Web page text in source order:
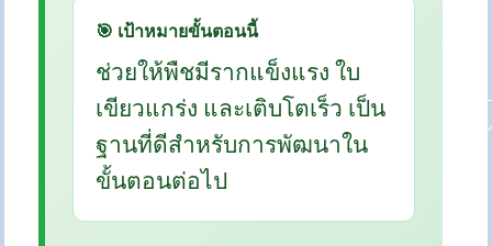
🎯 เป้าหมายขั้นตอนนี้
ช่วยให้พืชมีรากแข็งแรง ใบ
เขียวแกร่ง และเติบโตเร็ว เป็น
ฐานที่ดีสำหรับการพัฒนาใน
ขั้นตอนต่อไป